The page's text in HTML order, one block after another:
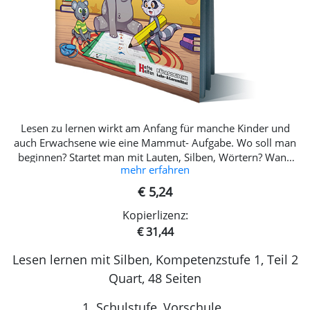
Lesen zu lernen wirkt am Anfang für manche Kinder und
auch Erwachsene wie eine Mammut- Aufgabe. Wo soll man
beginnen? Startet man mit Lauten, Silben, Wörtern? Wann
und wie übt man am Beginn schon das sinnerfassenden
Lesen? Welche Reihenfolge soll man wählen? Wie kann man
gleichzeitig richtiges Schreiben einüben? Das Erstleseheft ist
die praktische Antwort auf all diese Fragen! Der im Heft
angewandten Methode des Lese- und Schreiberwerbs, kurz
„silbenanalytischen Methode“ nach Röber, Hochschule
Freiburg, zugrunde. Der optimale Einsatz dieses Heftes wird
parallel zu unserem „Deutschheft Phonologie 1“ empfohlen.
Der didaktische Aufbau beginnt mit dem Anlaut-Lesen von
mehr erfahren
€ 5,24
Kopierlizenz:
€ 31,44
Lesen lernen mit Silben, Kompetenzstufe 1, Teil 2
Quart, 48 Seiten